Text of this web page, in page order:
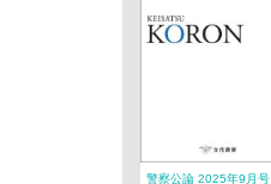
警察公論 2025年9月号